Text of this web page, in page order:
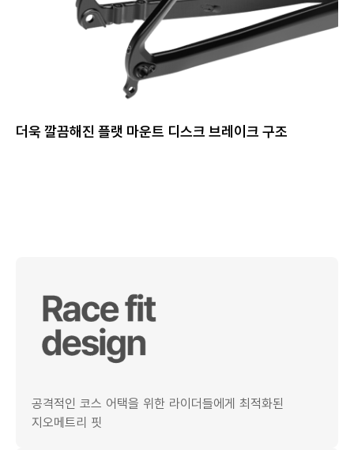
더욱 깔끔해진 플랫 마운트 디스크 브레이크 구조
공격적인 코스 어택을 위한 라이더들에게 최적화된
지오메트리 핏